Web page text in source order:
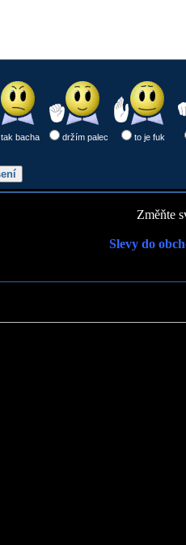
tak bacha držím palec
to je fuk
Změňte
Slevy do